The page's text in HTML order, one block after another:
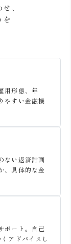
、
を
用形態、年
やすい金融機
ない返済計画
、具体的な金
ポート。自己
アドバイスし